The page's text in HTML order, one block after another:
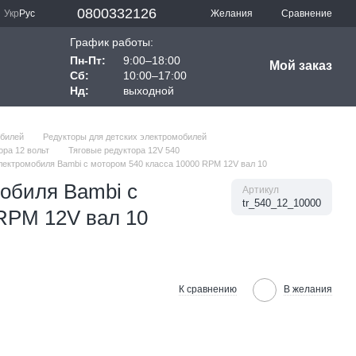
Укр Рус 0800332126 Желания Сравнение
График работы:
Пн-Пт:
9:00–18:00
Сб:
10:00–17:00
Нд:
выходной
Мой заказ
Редукторы для детских электромобилей
12 вольт
Тяговые редуктора 12V 540
Bambi с мотором 540 класса 10000 RPM 12V вал 10
Bambi с
12V вал 10
Артикул
tr_540_12_10000
К сравнению В желания